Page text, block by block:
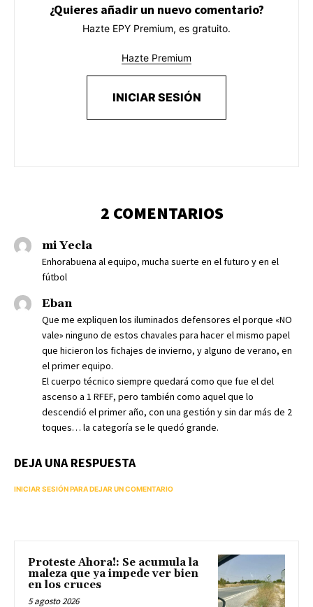
¿Quieres añadir un nuevo comentario?
Hazte EPY Premium, es gratuito.
Hazte Premium
INICIAR SESIÓN
2 COMENTARIOS
mi Yecla
Enhorabuena al equipo, mucha suerte en el futuro y en el
fútbol
Eban
Que me expliquen los iluminados defensores el porque «NO
vale» ninguno de estos chavales para hacer el mismo papel
que hicieron los fichajes de invierno, y alguno de verano, en
el primer equipo.
El cuerpo técnico siempre quedará como que fue el del
ascenso a 1 RFEF, pero también como aquel que lo
descendió el primer año, con una gestión y sin dar más de 2
toques… la categoría se le quedó grande.
DEJA UNA RESPUESTA
INICIAR SESIÓN PARA DEJAR UN COMENTARIO
Proteste Ahora!: Se acumula la
maleza que ya impede ver bien
en los cruces
5 agosto 2026